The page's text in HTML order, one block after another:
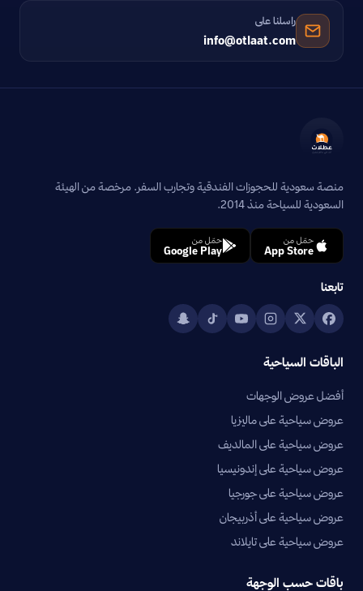
راسلنا على
info@otlaat.com
منصة سعودية للحجوزات الفندقية وتجارب السفر. مرخصة من الهيئة
السعودية للسياحة منذ 2014.
حمّل من
App Store
حمّل من
Google Play
تابعنا
الباقات السياحية
أفضل عروض الوجهات
عروض سياحية على ماليزيا
عروض سياحية على المالديف
عروض سياحية على إندونيسيا
عروض سياحية على جورجيا
عروض سياحية على أذربيجان
عروض سياحية على تايلاند
باقات حسب الوجهة